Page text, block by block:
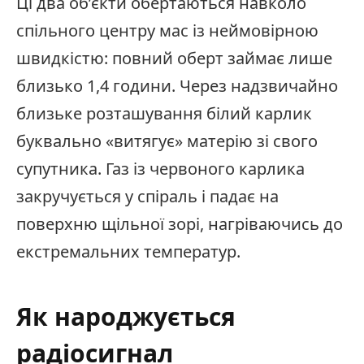
спільного центру мас із неймовірною
швидкістю: повний оберт займає лише
близько 1,4 години. Через надзвичайно
близьке розташування білий карлик
буквально «витягує» матерію зі свого
супутника. Газ із червоного карлика
закручується у спіраль і падає на
поверхню щільної зорі, нагріваючись до
екстремальних температур.
Як народжується
радіосигнал